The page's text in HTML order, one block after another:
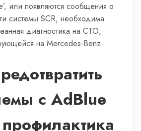
или появляются сообщения о
системы SCR, необходима
диагностика на СТО,
на Mercedes-Benz.
с AdBlue